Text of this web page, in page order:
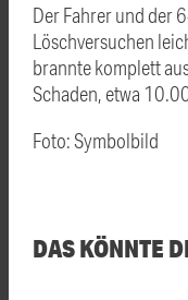
Der Fahrer und der
Löschversuchen
brannte komplett
Schaden, etwa
Foto: Symbolbild
DAS KÖNNTE